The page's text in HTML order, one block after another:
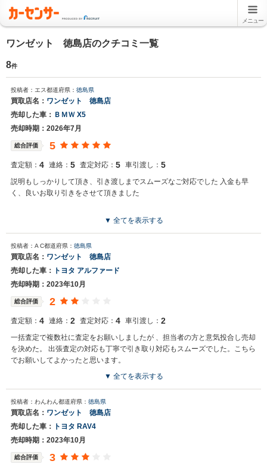
メニュー
ワンゼット 徳島店のクチコミ一覧
8件
投稿者：エス都道府県： 徳島県
買取店名： ワンゼット 徳島店
売却した車： ＢＭＷ X5
売却時期：2026年7月
総合評価 5
査定額： 4 連絡： 5 査定対応： 5 車引渡し： 5
説明もしっかりして頂き、引き渡しまでスムーズなご対応でした 入金も早
く、良いお取り引きをさせて頂きました
▼ 全てを表示する
投稿者：A C都道府県： 徳島県
買取店名： ワンゼット 徳島店
売却した車：
トヨタ アルファード
売却時期：2023年10月
総合評価 2
査定額： 4 連絡： 2 査定対応： 4 車引渡し： 2
一括査定で複数社に査定をお願いしましたが 、担当者の方と意気投合し売却
を決めた。 出張査定の対応も丁寧で引き取り対応もスムーズでした。こちら
でお願いしてよかったと思います。
▼ 全てを表示する
投稿者：わんわん都道府県： 徳島県
買取店名： ワンゼット 徳島店
売却した車：
トヨタ RAV4
売却時期：2023年10月
総合評価 3